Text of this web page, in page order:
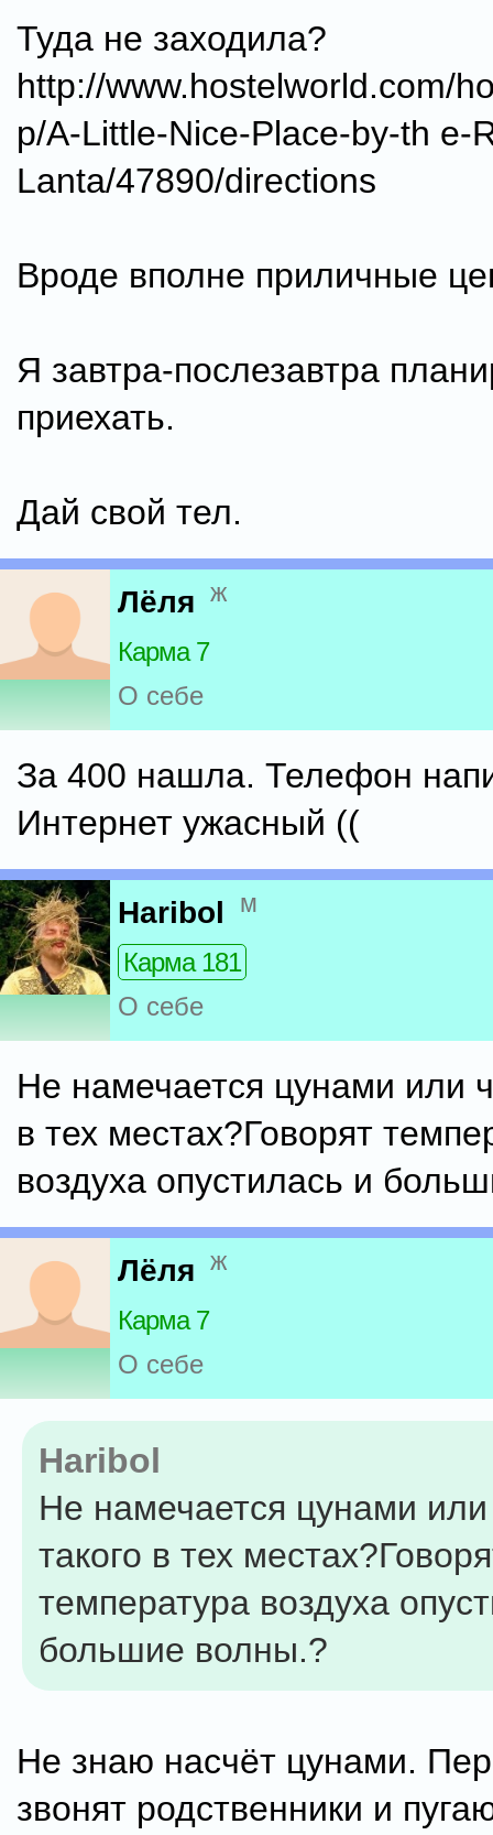
Туда не заходила?
http://www.hostelworld.com/
p/A-Little-Nice-Place-by-th e-
Lanta/47890/directions
Вроде вполне приличные
Я завтра-послезавтра
приехать.
Дай свой тел.
Лёля ж
Карма 7
О себе
За 400 нашла. Телефон
Интернет ужасный ((
Haribol м
Карма 181
О себе
Не намечается цунами или
в тех местах?Говорят
воздуха опустилась и
Лёля ж
Карма 7
О себе
Haribol
Не намечается цунами или
такого в тех
температура воздуха
большие волны.?
Не знаю насчёт цунами.
звонят родственники и